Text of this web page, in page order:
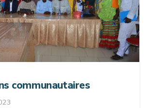
communautaires